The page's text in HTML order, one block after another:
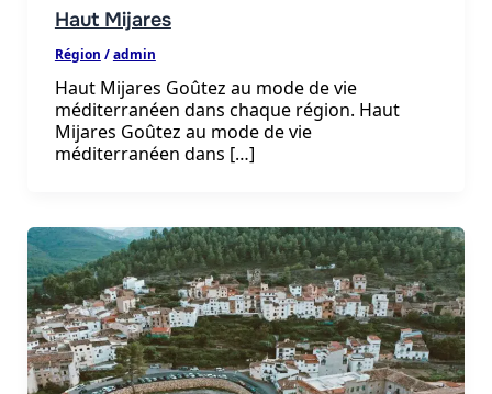
Haut Mijares
Région /admin
Haut Mijares Goûtez au mode de vie
méditerranéen dans chaque région. Haut
Mijares Goûtez au mode de vie
méditerranéen dans […]